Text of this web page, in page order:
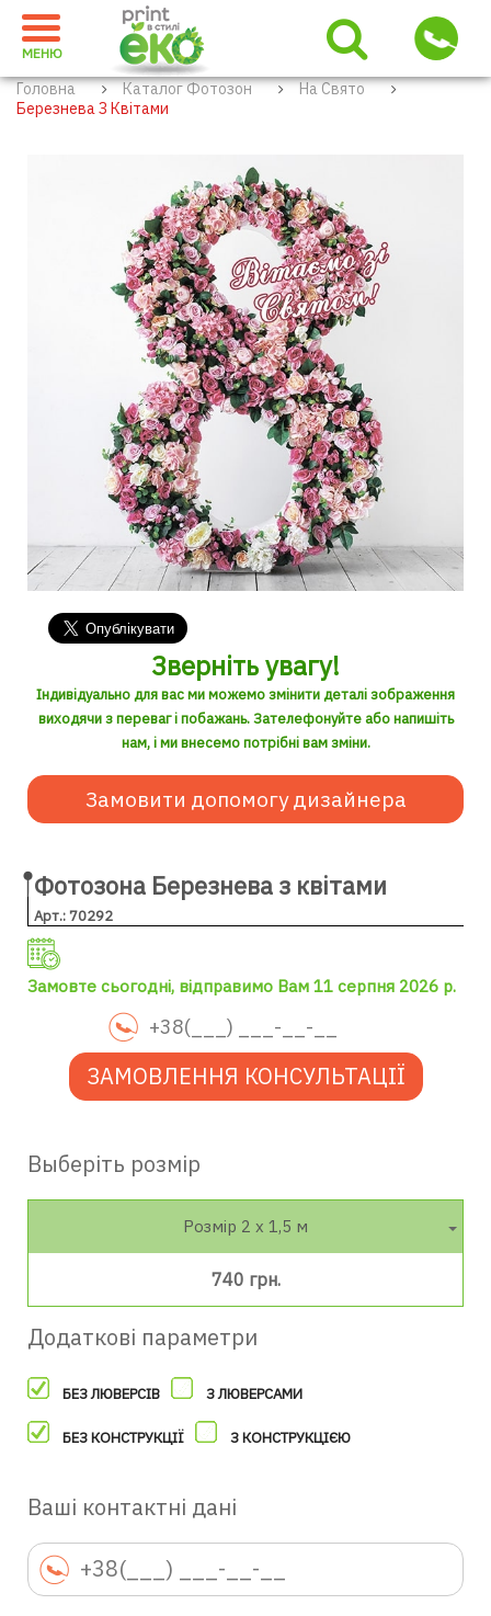
МЕНЮ
Головна Каталог Фотозон
На Свято
Березнева З Квітами
Зверніть увагу!
Індивідуально для вас ми можемо змінити деталі зображення
виходячи з переваг і побажань. Зателефонуйте або напишіть
нам, і ми внесемо потрібні вам зміни.
Замовити допомогу дизайнера
Фотозона Березнева з квітами
Арт.: 70292
Замовте сьогодні, відправимо Вам 11 серпня 2026 р.
ЗАМОВЛЕННЯ КОНСУЛЬТАЦІЇ
Выберіть розмір
Розмір 2 х 1,5 м
740 грн.
Додаткові параметри
БЕЗ ЛЮВЕРСІВ З ЛЮВЕРСАМИ
БЕЗ КОНСТРУКЦІЇ З КОНСТРУКЦІЄЮ
Ваші контактні дані